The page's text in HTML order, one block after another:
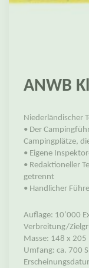
ANWB
Niederländischer
• Der
Campingplätze,
• Eigene
• Redaktioneller
getrennt
• Handlicher
Auflage: 10‘000
Verbreitung/
Masse: 148 x 205
Umfang: ca. 700